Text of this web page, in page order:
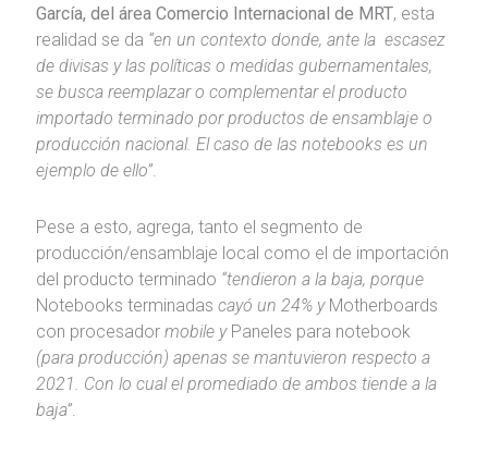
García, del área Comercio Internacional de MRT, esta
realidad se da “en un contexto donde, ante la escasez
de divisas y las políticas o medidas gubernamentales,
se busca reemplazar o complementar el producto
importado terminado por productos de ensamblaje o
producción nacional. El caso de las notebooks es un
ejemplo de ello”.
Pese a esto, agrega, tanto el segmento de
producción/ensamblaje local como el de importación
del producto terminado “tendieron a la baja, porque
Notebooks terminadas cayó un 24% y Motherboards
con procesador mobile y Paneles para notebook
(para producción) apenas se mantuvieron respecto a
2021. Con lo cual el promediado de ambos tiende a la
baja”.